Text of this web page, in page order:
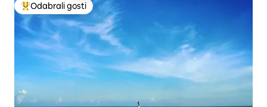
Među najviše rangiranima s oznakom „Odabrali gosti”
Odabrali gosti